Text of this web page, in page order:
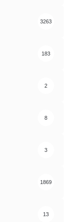
3263
183
2
8
3
1869
13